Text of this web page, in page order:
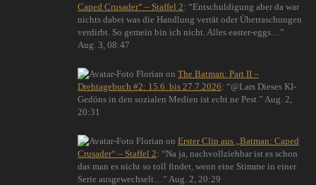
Caped Crusader“ – Staffel 2: “Entschuldigung aber da war
nichts dabei was die Handlung verrät oder Überraschungen
verdirbt. So gemein bin ich nicht. Alles easter-eggs… ”
Aug. 3, 08:47
Florian on The Batman: Part II –
Drehtagebuch #2: 15.6. bis 27.7.2026: “@Lars Dieses KI-
Gedöns in den sozialen Medien ist echt ne Pest. ” Aug. 2,
20:31
Florian on Erster Clip aus „Batman: Caped
Crusader“ – Staffel 2: “Na ja, nachvollziehbar ist es schon
das man es nicht so toll findet, wenn eine Stimme in einer
Serie ausgewechselt… ” Aug. 2, 20:29